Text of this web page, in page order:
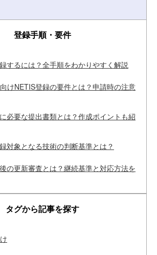
登録手順・要件
するには？全手順をわかりやすく解説
けNETIS登録の要件とは？申請時の注意
必要な提出書類とは？作成ポイントも紹
対象となる技術の判断基準とは？
の更新審査とは？継続基準と対応方法を
タグから記事を探す